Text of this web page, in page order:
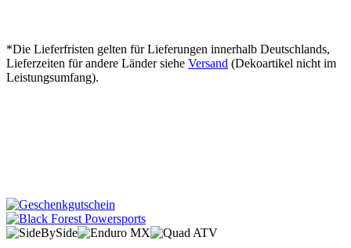
*Die Lieferfristen gelten für Lieferungen innerhalb Deutschlands,
Lieferzeiten für andere Länder siehe Versand (Dekoartikel nicht im
Leistungsumfang).